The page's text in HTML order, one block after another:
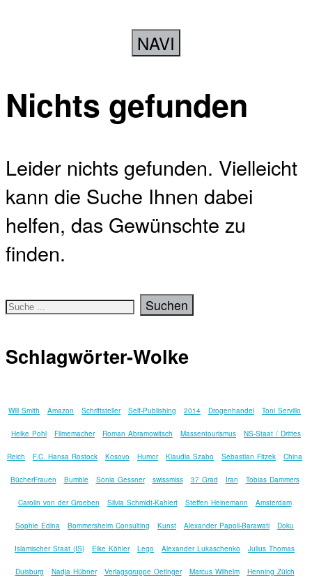
NAVI
Nichts gefunden
Leider nichts gefunden. Vielleicht
kann die Suche Ihnen dabei
helfen, das Gewünschte zu
finden.
Schlagwörter-Wolke
Will Smith Amazon Schriftsteller Self-Publishing 2014 Drogenhandel Toni Servillo
Heike Pohl Filmemacher Roman Abramowitsch Massentourismus NS-Staat / Drittes
Reich F.C. Hansa Rostock Kosovo Humor Klaudia Szabo Sebastian Fitzek China
BücherFrauen Bumble Sonia Gessner swissmiss 37 Grad Iran Tobias Dammers
Carolin von der Groeben Silvia Schmidt-Kahlert Steffen Heinemann Amsterdam
Sophie Edina Bommersheim Consulting Kunst Alexander Papoli-Barawati Doku
Islamischer Staat (IS) Eike Köhler Lego Alexander Lukaschenko Julius Thomas
Duisburg Nadja Hübner Verlagsgruppe Oetinger Marcus Wilhelm Henning Zülch